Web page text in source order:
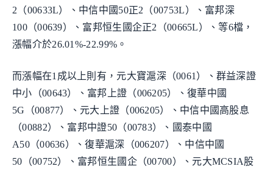
2（00633L）、中信中國50正2（00753L）、富邦深
100（00639）、富邦恒生國企正2（00665L）、等6檔，
漲幅介於26.01%-22.99%。
而漲幅在1成以上則有，元大寶滬深（0061）、群益深證
中小（00643）、富邦上證（006205）、復華中國
5G（00877）、元大上證（006205）、中信中國高股息
（00882）、富邦中證50（00783）、國泰中國
A50（00636）、復華滬深（006207）、中信中國
50（00752）、富邦恒生國企（00700）、元大MCSIA股